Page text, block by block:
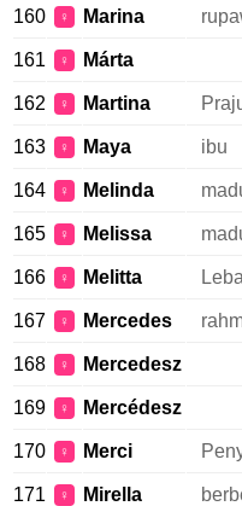
160 ♀ Marina
161 ♀ Márta
162 ♀ Martina
163 ♀ Maya ibu
164 ♀ Melinda
165 ♀ Melissa
166 ♀ Melitta
167 ♀ Mercedes
168 ♀ Mercedesz
169 ♀ Mercédesz
170 ♀ Merci
171 ♀ Mirella